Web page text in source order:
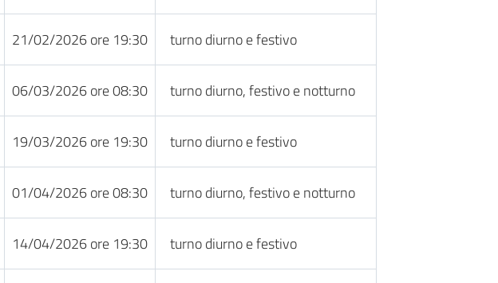
21/02/2026 ore 19:30 turno diurno e festivo
06/03/2026 ore 08:30 turno diurno, festivo e notturno
19/03/2026 ore 19:30 turno diurno e festivo
01/04/2026 ore 08:30 turno diurno, festivo e notturno
14/04/2026 ore 19:30 turno diurno e festivo